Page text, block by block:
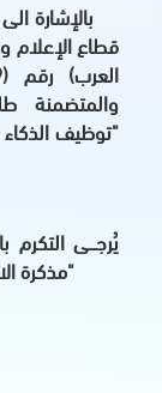
بالإشارة
قطاع الإعلام
والمتضمنة
"توظيف
يُرجـــى
"مذكرة